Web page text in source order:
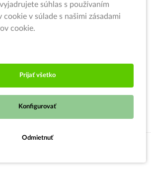
súhlas s používaním
v súlade s našimi zásadami
cookie.
Prijať všetko
Konfigurovať
Odmietnuť